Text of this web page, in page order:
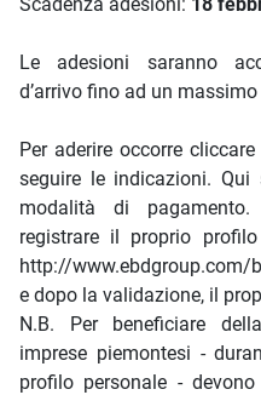
Le adesioni saranno
d’arrivo fino ad un massimo
Per aderire occorre
seguire le indicazioni.
modalità di
registrare il proprio
http://www.ebdgroup.com/
e dopo la validazione, il
N.B. Per beneficiare
imprese piemontesi -
profilo personale -